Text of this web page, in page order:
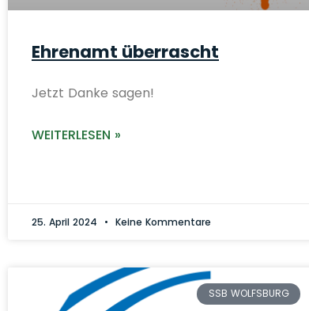
Ehrenamt überrascht
Jetzt Danke sagen!
WEITERLESEN »
25. April 2024 Keine Kommentare
SSB WOLFSBURG